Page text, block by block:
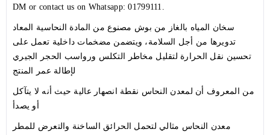
DM or contact us on Whatsapp: 01799111.
سخان المياه بالغاز من بوش مصنوع من المادة النحاسية المعاد
تدويرها من أجل السلامة، ويتضمن مضخمات داخلية تعمل على
تحسين نقل الحرارة لتقليل مخاطر التكلس ورواسب الحجر الجيري
لإطالة عمر المنتج
من المعروف أن لمعدن النحاس نقطة انصهار عالية حيث أنه لا يتآكل
أو يصدأ
معدن النحاس مثالي لتحمل الحرائق الساخنة والتعرض للمطر